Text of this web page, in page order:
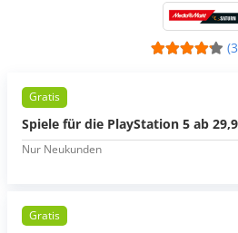
Gratis
Spiele für die PlayStation 5 ab
Nur Neukunden
Gratis